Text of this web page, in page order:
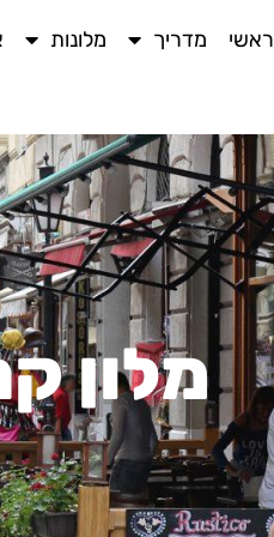
ראשי מדריך מלונות
מלון